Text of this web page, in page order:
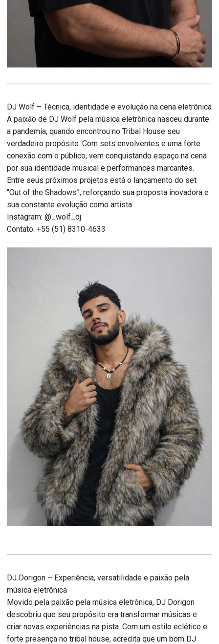
DJ Wolf – Técnica, identidade e evolução na cena eletrônica
A paixão de DJ Wolf pela música eletrônica nasceu durante
a pandemia, quando encontrou no Tribal House seu
verdadeiro propósito. Com sets envolventes e uma forte
conexão com o público, vem conquistando espaço na cena
por sua identidade musical e performances marcantes.
Entre seus próximos projetos está o lançamento do set
“Out of the Shadows”, reforçando sua proposta inovadora e
sua constante evolução como artista.
Instagram: @_wolf_dj
Contato: +55 (51) 8310-4633
DJ Dorigon – Experiência, versatilidade e paixão pela
música eletrônica
Movido pela paixão pela música eletrônica, DJ Dorigon
descobriu que seu propósito era transformar músicas e
criar novas experiências na pista. Com um estilo eclético e
forte presença no tribal house, acredita que um bom DJ